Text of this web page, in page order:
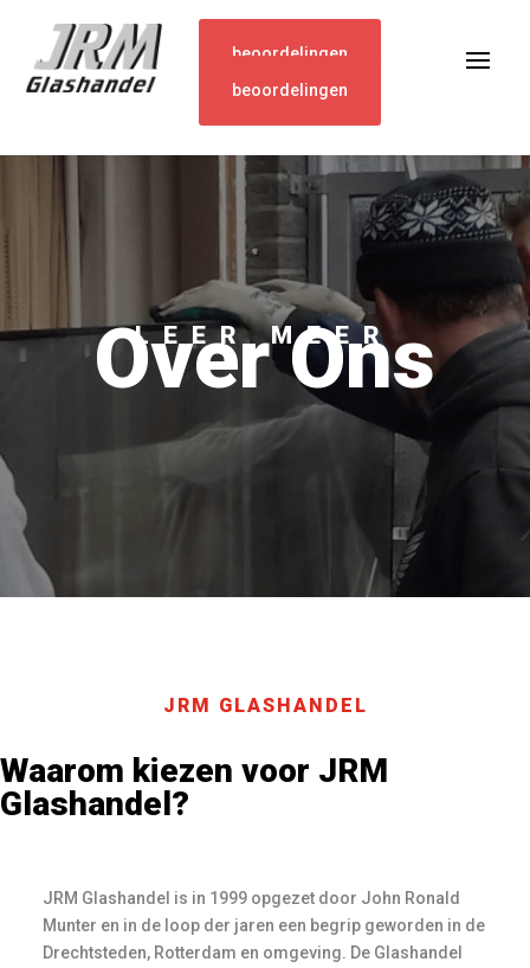
beoordelingen
beoordelingen
LEER MEER
Over Ons
JRM GLASHANDEL
Waarom kiezen voor JRM
Glashandel?
JRM Glashandel is in 1999 opgezet door John Ronald
Munter en in de loop der jaren een begrip geworden in de
Drechtsteden, Rotterdam en omgeving. De Glashandel